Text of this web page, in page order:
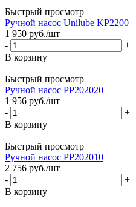
Быстрый просмотр
Ручной насос Unilube KP2200
1 950 руб./шт
-
+
В корзину
Быстрый просмотр
Ручной насос PP202020
1 956 руб./шт
-
+
В корзину
Быстрый просмотр
Ручной насос PP202010
2 756 руб./шт
-
+
В корзину